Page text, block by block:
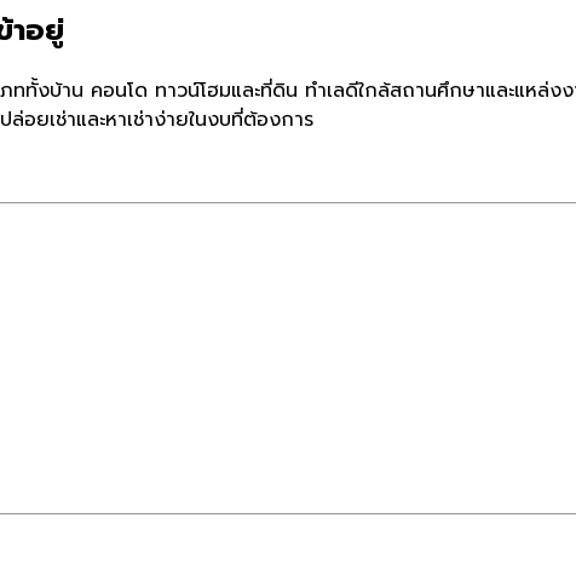
าอยู่
ททั้งบ้าน คอนโด ทาวน์โฮมและที่ดิน ทำเลดีใกล้สถานศึกษาและแหล่
อยเช่าและหาเช่าง่ายในงบที่ต้องการ